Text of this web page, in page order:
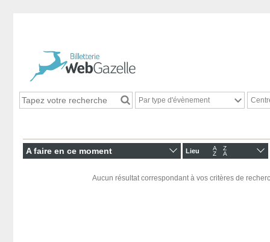
Par type d'évènement
A faire en ce moment A
Z
Z
A
Lieu
Aucun résultat correspondant à vos critères de